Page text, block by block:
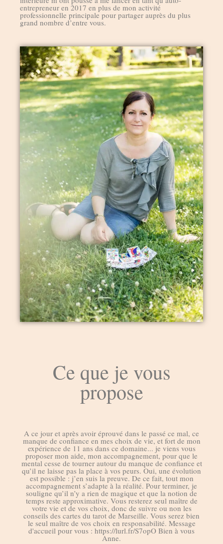
entrepreneur en 2017 en plus de mon activité
professionnelle principale pour partager auprès du plus
grand nombre d’entre vous.
Ce que je vous
propose
A ce jour et après avoir éprouvé dans le passé ce mal, ce
manque de confiance en mes choix de vie, et fort de mon
expérience de 11 ans dans ce domaine... je viens vous
proposer mon aide, mon accompagnement, pour que le
mental cesse de tourner autour du manque de confiance et
qu’il ne laisse pas la place à vos peurs. Oui, une évolution
est possible : j’en suis la preuve. De ce fait, tout mon
accompagnement s’adapte à la réalité. Pour terminer, je
souligne qu’il n’y a rien de magique et que la notion de
temps reste approximative. Vous resterez seul maître de
votre vie et de vos choix, donc de suivre ou non les
conseils des cartes du tarot de Marseille. Vous serez bien
le seul maître de vos choix en responsabilité. Message
d'accueil pour vous : https://lurl.fr/S7opO Bien à vous
Anne.